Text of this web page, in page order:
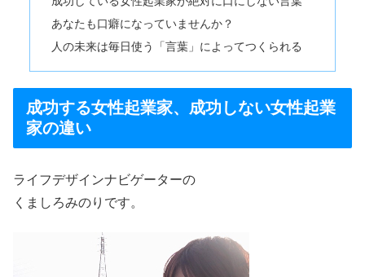
あなたも口癖になっていませんか？
人の未来は毎日使う「言葉」によってつくられる
成功する女性起業家、成功しない女性起業
家の違い
ライフデザインナビゲーターの
くましろみのりです。